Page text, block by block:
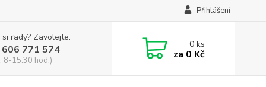
Přihlášení
rady? Zavolejte.
771 574
8-15:30 hod.)
0ks
za 0 Kč